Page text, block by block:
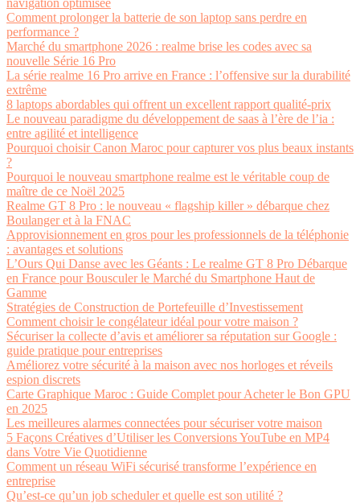
navigation optimisée
Comment prolonger la batterie de son laptop sans perdre en
performance ?
Marché du smartphone 2026 : realme brise les codes avec sa
nouvelle Série 16 Pro
La série realme 16 Pro arrive en France : l’offensive sur la durabilité
extrême
8 laptops abordables qui offrent un excellent rapport qualité-prix
Le nouveau paradigme du développement de saas à l’ère de l’ia :
entre agilité et intelligence
Pourquoi choisir Canon Maroc pour capturer vos plus beaux instants
?
Pourquoi le nouveau smartphone realme est le véritable coup de
maître de ce Noël 2025
Realme GT 8 Pro : le nouveau « flagship killer » débarque chez
Boulanger et à la FNAC
Approvisionnement en gros pour les professionnels de la téléphonie
: avantages et solutions
L’Ours Qui Danse avec les Géants : Le realme GT 8 Pro Débarque
en France pour Bousculer le Marché du Smartphone Haut de
Gamme
Stratégies de Construction de Portefeuille d’Investissement
Comment choisir le congélateur idéal pour votre maison ?
Sécuriser la collecte d’avis et améliorer sa réputation sur Google :
guide pratique pour entreprises
Améliorez votre sécurité à la maison avec nos horloges et réveils
espion discrets
Carte Graphique Maroc : Guide Complet pour Acheter le Bon GPU
en 2025
Les meilleures alarmes connectées pour sécuriser votre maison
5 Façons Créatives d’Utiliser les Conversions YouTube en MP4
dans Votre Vie Quotidienne
Comment un réseau WiFi sécurisé transforme l’expérience en
entreprise
Qu’est-ce qu’un job scheduler et quelle est son utilité ?